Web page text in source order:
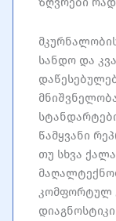
სანდო და
წამყვანი
თუ სხვა
კომფორტულ